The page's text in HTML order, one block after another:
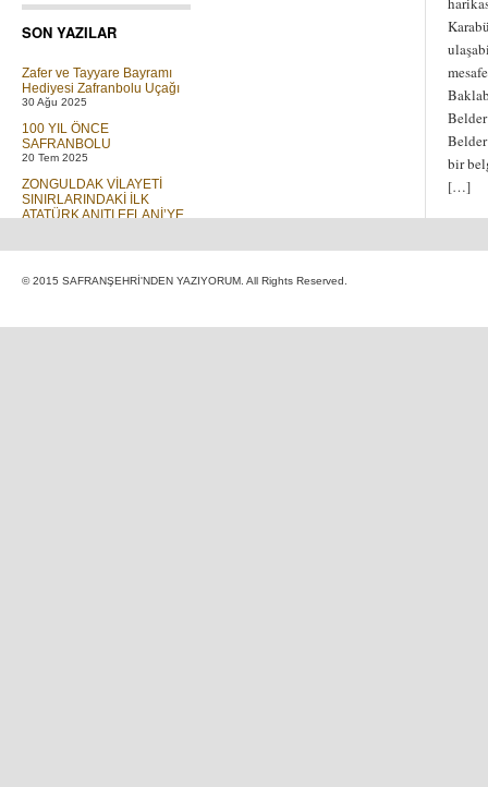
SON YAZILAR
Zafer ve Tayyare Bayramı
Hediyesi Zafranbolu Uçağı
30 Ağu 2025
100 YIL ÖNCE
SAFRANBOLU
20 Tem 2025
ZONGULDAK VİLAYETİ
SINIRLARINDAKİ İLK
ATATÜRK ANITI EFLANİ’YE
30 Mar 2019
bir
[…]
© 2015 SAFRANŞEHRİ'NDEN YAZIYORUM. All Rights Reserved.